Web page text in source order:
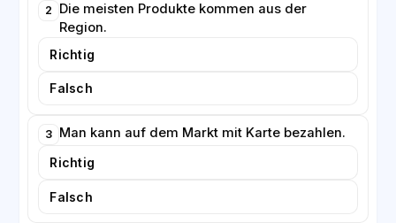
2
Die meisten Produkte kommen aus der
Region.
Richtig
Falsch
3 Man kann auf dem Markt mit Karte bezahlen.
Richtig
Falsch